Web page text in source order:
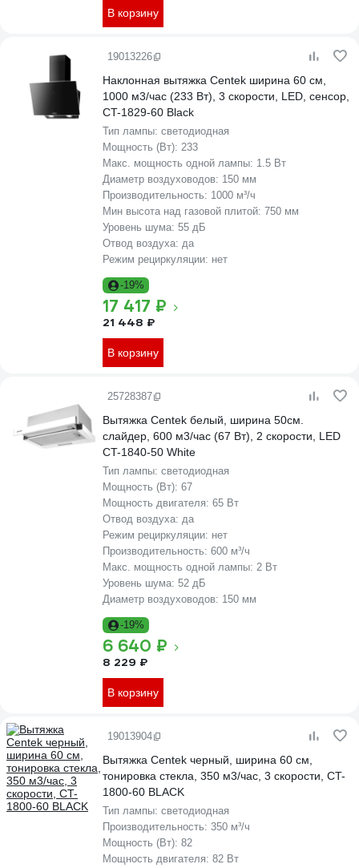
В корзину
19013226
Наклонная вытяжка Centek ширина 60 см,
1000 м3/час (233 Вт), 3 скорости, LED, сенсор,
CT-1829-60 Black
Тип лампы: светодиодная
Мощность (Вт): 233
Макс. мощность одной лампы: 1.5 Вт
Диаметр воздуховодов: 150 мм
Производительность: 1000 м³/ч
Мин высота над газовой плитой: 750 мм
Уровень шума: 55 дБ
Отвод воздуха: да
Режим рециркуляции: нет
-19%
17 417 ₽
21 448 ₽
В корзину
25728387
Вытяжка Centek белый, ширина 50см.
слайдер, 600 м3/час (67 Вт), 2 скорости, LED
CT-1840-50 White
Тип лампы: светодиодная
Мощность (Вт): 67
Мощность двигателя: 65 Вт
Отвод воздуха: да
Режим рециркуляции: нет
Производительность: 600 м³/ч
Макс. мощность одной лампы: 2 Вт
Уровень шума: 52 дБ
Диаметр воздуховодов: 150 мм
-19%
6 640 ₽
8 229 ₽
В корзину
19013904
Вытяжка Centek черный, ширина 60 см,
тонировка стекла, 350 м3/час, 3 скорости, CT-
1800-60 BLACK
Тип лампы: светодиодная
Производительность: 350 м³/ч
Мощность (Вт): 82
Мощность двигателя: 82 Вт